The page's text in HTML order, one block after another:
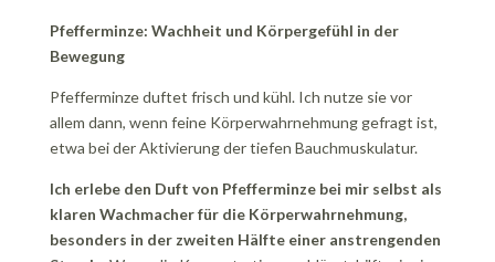
Pfefferminze: Wachheit und Körpergefühl in der
Bewegung
Pfefferminze duftet frisch und kühl. Ich nutze sie vor
allem dann, wenn feine Körperwahrnehmung gefragt ist,
etwa bei der Aktivierung der tiefen Bauchmuskulatur.
Ich erlebe den Duft von Pfefferminze bei mir selbst als
klaren Wachmacher für die Körperwahrnehmung,
besonders in der zweiten Hälfte einer anstrengenden